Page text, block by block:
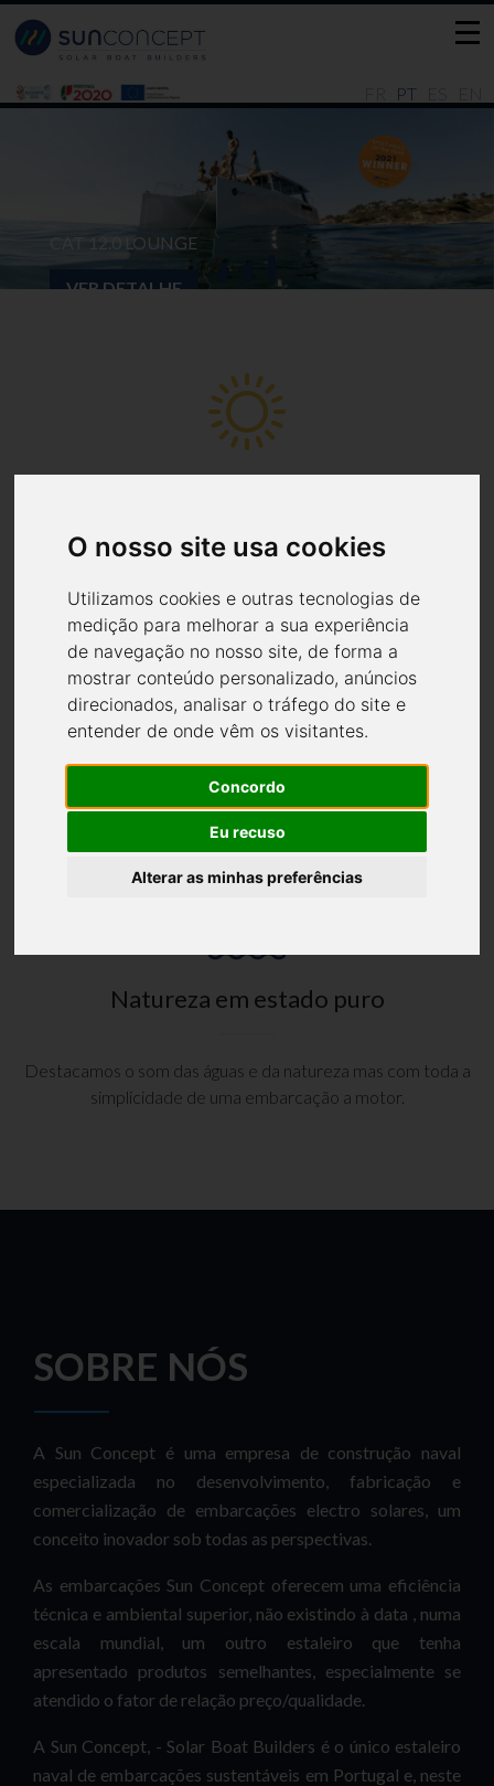
PT
O nosso site usa cookies
Utilizamos cookies e outras tecnologias de
medição para melhorar a sua experiência
de navegação no nosso site, de forma a
mostrar conteúdo personalizado, anúncios
direcionados, analisar o tráfego do site e
entender de onde vêm os visitantes.
Concordo
Eu recuso
Alterar as minhas preferências
CAT 12.0 LOUNGE
VER DETALHE
Navegar em rios, lagos e mares utilizando a energia o Sol,
Anulamos a emissão de gases, cheiros e derrames.
Natureza em estado puro
Destacamos o som das águas e da natureza mas com toda a
simplicidade de uma embarcação a motor.
SOBRE NÓS
A Sun Concept é uma empresa de construção naval
especializada no desenvolvimento, fabricação e
comercialização de embarcações electro solares, um
conceito inovador sob todas as perspectivas.
As embarcações Sun Concept oferecem uma eficiência
técnica e ambiental superior, não existindo à data , numa
escala mundial, um outro estaleiro que tenha
apresentado produtos semelhantes, especialmente se
atendido o fator de relação preço/qualidade.
A Sun Concept, - Solar Boat Builders é o único estaleiro
naval de embarcações sustentáveis em Portugal e, neste